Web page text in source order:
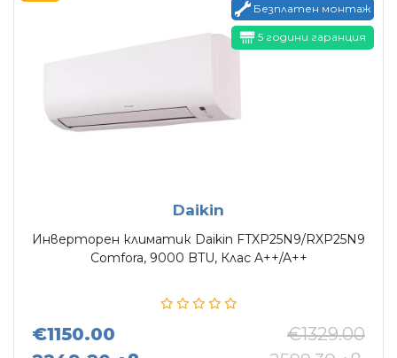
Безплатен монтаж
5 години гаранция
Daikin
Инверторен климатик Daikin FTXP25N9/RXP25N9
Comfora, 9000 BTU, Клас A++/A++
€1150.00
€1329.00